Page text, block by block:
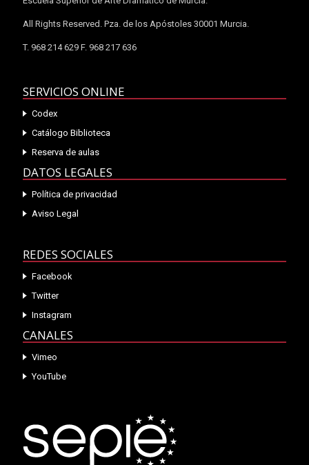
All Rights Reserved. Pza. de los Apóstoles 30001 Murcia.
T. 968 214 629 F. 968 217 636
SERVICIOS ONLINE
Codex
Catálogo Biblioteca
Reserva de aulas
DATOS LEGALES
Política de privacidad
Aviso Legal
REDES SOCIALES
Facebook
Twitter
Instagram
CANALES
Vimeo
YouTube